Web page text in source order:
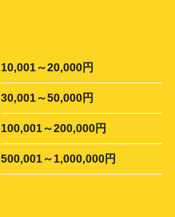
10,001～20,000円
30,001～50,000円
100,001～200,000円
500,001～1,000,000円